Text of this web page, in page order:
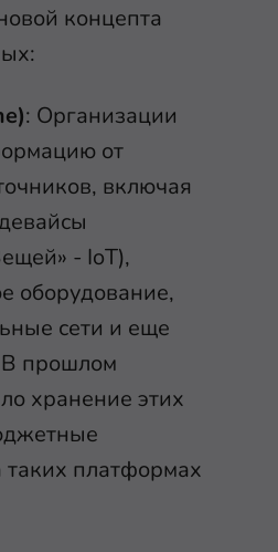
концепта
: Организации
от
включая
- IoT),
оборудование,
сети и еще
В прошлом
хранение этих
платформах